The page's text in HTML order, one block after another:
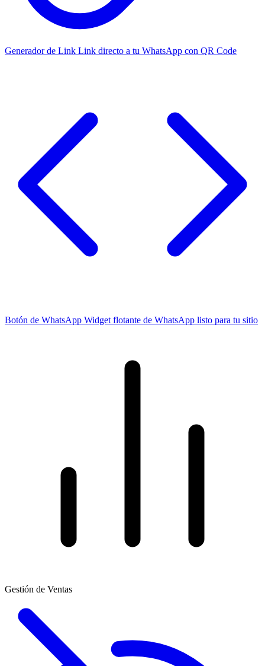
Generador de Link Link directo a tu WhatsApp con QR Code
Botón de WhatsApp Widget flotante de WhatsApp listo para tu sitio
Gestión de Ventas